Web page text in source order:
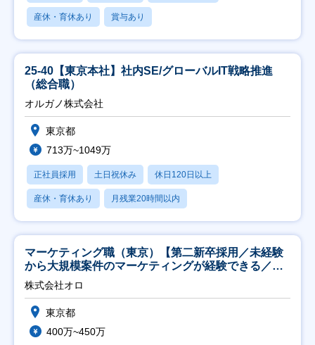
産休・育休あり 賞与あり
25-40【東京本社】社内SE/グローバルIT戦略推進
（総合職）
オルガノ株式会社
東京都
713万~1049万
正社員採用 土日祝休み 休日120日以上
産休・育休あり 月残業20時間以内
マーケティング職（東京）【第二新卒採用／未経験
から大規模案件のマーケティングが経験できる／研
修充実】
株式会社オロ
東京都
400万~450万